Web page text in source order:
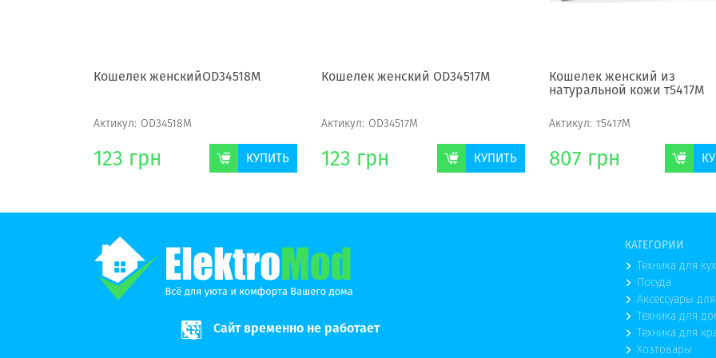
Кошелек женскийOD34518M
Актикул: OD34518M
123 грн КУПИТЬ
Кошелек женский OD34517M
Актикул: OD34517M
123 грн КУПИТЬ
Кошелек женский из
натуральной кожи т5417М
Актикул: т5417М
807 грн
Сайт временно не работает
КАТЕГОРИИ
Техника для
Посуда
Аксессуары
Техника для
Техника для
Хозтовары